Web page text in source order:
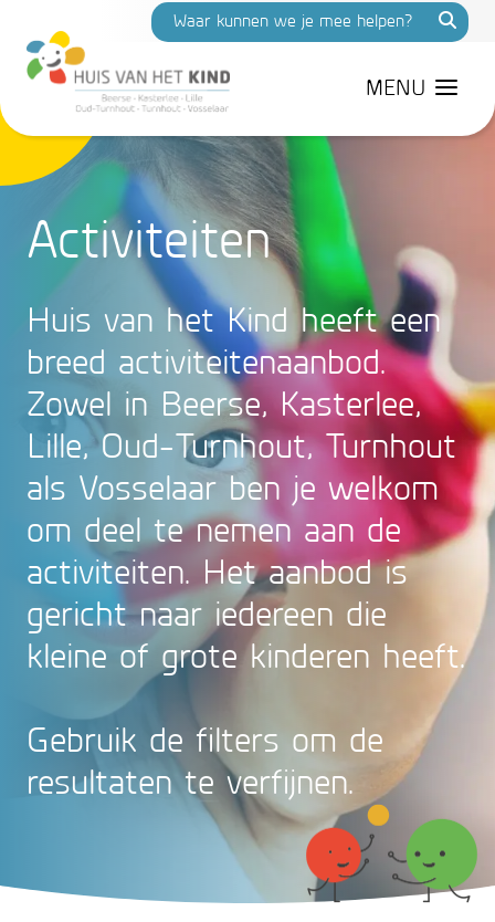
MENU
Activiteiten
Huis van het Kind heeft een
breed activiteitenaanbod.
Zowel in Beerse, Kasterlee,
Lille, Oud-Turnhout, Turnhout
als Vosselaar ben je welkom
om deel te nemen aan de
activiteiten. Het aanbod is
gericht naar iedereen die
kleine of grote kinderen heeft.
Gebruik de filters om de
resultaten te verfijnen.